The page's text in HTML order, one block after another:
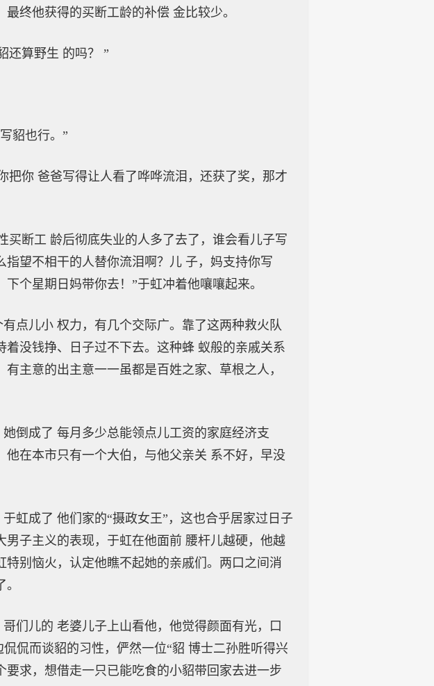
终他获得的买断工龄的补偿 金比较少。
算野生 的吗？ ”
貂也行。”
你 爸爸写得让人看了哗哗流泪，还获了奖，那才
断工 龄后彻底失业的人多了去了，谁会看儿子写
望不相干的人替你流泪啊？儿 子，妈支持你写
个星期日妈带你去！”于虹冲着他嚷嚷起来。
儿小 权力，有几个交际广。靠了这两种救火队
没钱挣、日子过不下去。这种蜂 蚁般的亲戚关系
主意的出主意一一虽都是百姓之家、草根之人，
成了 每月多少总能领点儿工资的家庭经济支
在本市只有一个大伯，与他父亲关 系不好，早没
成了 他们家的“摄政女王”，这也合乎居家过日子
子主义的表现，于虹在他面前 腰杆儿越硬，他越
别恼火，认定他瞧不起她的亲戚们。两口之间消
儿的 老婆儿子上山看他，他觉得颜面有光，口
侃而谈貂的习性，俨然一位“貂 博士二孙胜听得兴
求，想借走一只已能吃食的小貂带回家去进一步